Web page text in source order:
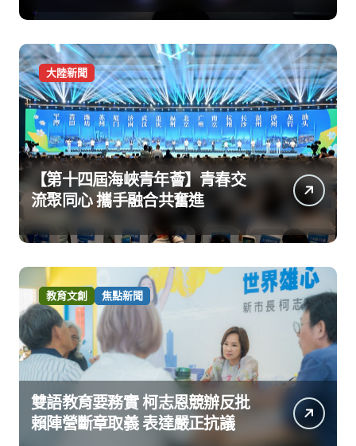
大陸新聞
【第十四屆海峽青年薈】青春交
流聚同心 攜手融合共奮進
教育文創 焦點新聞
雙語教育要務實 柯志恩競辦反批
賴陣營斷章取義 表達嚴正抗議